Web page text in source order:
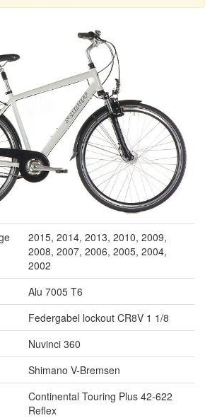
2015, 2014, 2013, 2010, 2009,
2008, 2007, 2006, 2005, 2004,
2002
Alu 7005 T6
Federgabel lockout CR8V 1 1/8
Nuvinci 360
Shimano V-Bremsen
Continental Touring Plus 42-622
Reflex